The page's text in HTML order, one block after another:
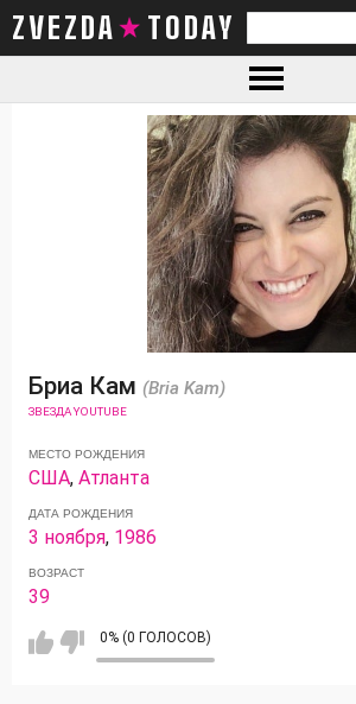
ZVEZDA TODAY
Бриа Кам (Bria Kam)
ЗВЕЗДА YOUTUBE
МЕСТО РОЖДЕНИЯ
США,Атланта
ДАТА РОЖДЕНИЯ
3 ноября, 1986
ВОЗРАСТ
39
0% (0 ГОЛОСОВ)